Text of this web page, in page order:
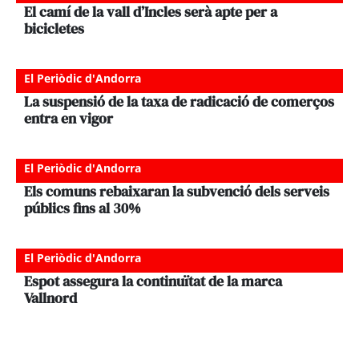
El camí de la vall d’Incles serà apte per a
bicicletes
El Periòdic d'Andorra
La suspensió de la taxa de radicació de comerços
entra en vigor
El Periòdic d'Andorra
Els comuns rebaixaran la subvenció dels serveis
públics fins al 30%
El Periòdic d'Andorra
Espot assegura la continuïtat de la marca
Vallnord